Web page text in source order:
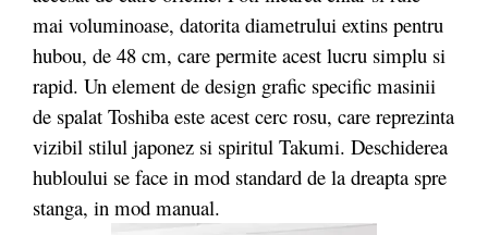
mai voluminoase, datorita diametrului extins pentru
hubou, de 48 cm, care permite acest lucru simplu si
rapid. Un element de design grafic specific masinii
de spalat Toshiba este acest cerc rosu, care reprezinta
vizibil stilul japonez si spiritul Takumi. Deschiderea
hubloului se face in mod standard de la dreapta spre
stanga, in mod manual.